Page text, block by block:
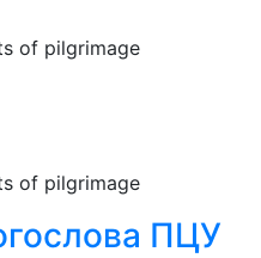
of pilgrimage
of pilgrimage
ПЦУ